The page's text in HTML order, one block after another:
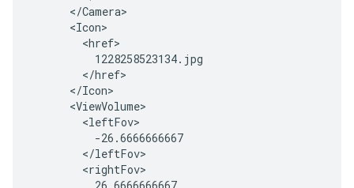
      </Camera>
      <Icon>
        <href>
          1228258523134.jpg
        </href>
      </Icon>
      <ViewVolume>
        <leftFov>
          -26.6666666667
        </leftFov>
        <rightFov>